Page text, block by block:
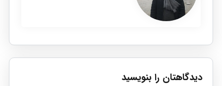
دیدگاهتان را بنویسید